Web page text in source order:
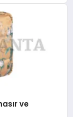
ve